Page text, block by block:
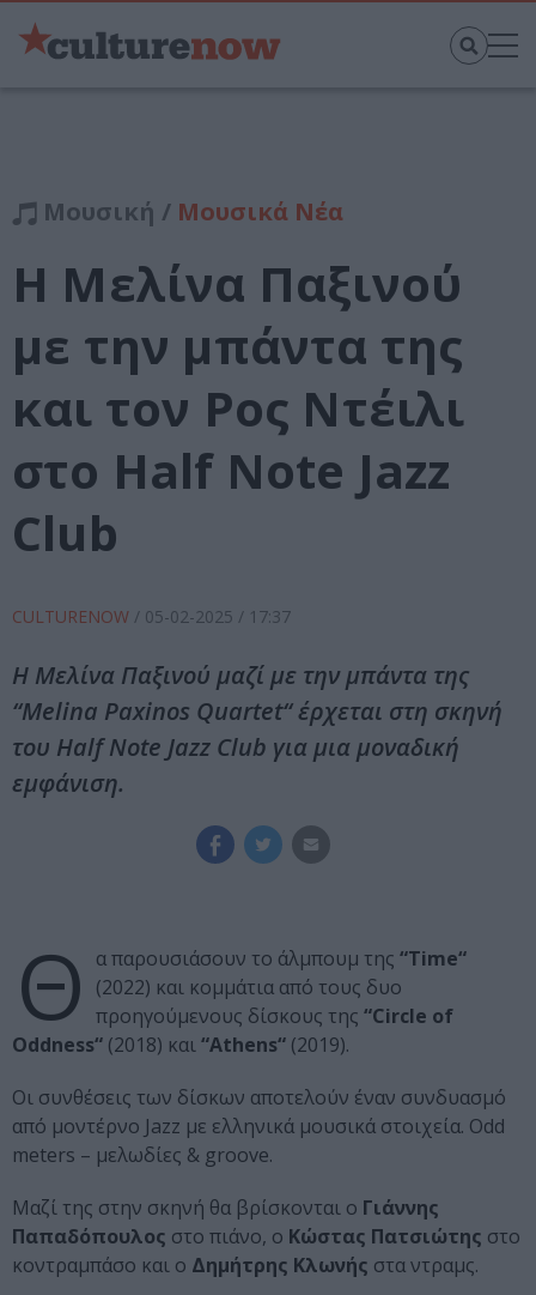
Μουσική / Μουσικά Νέα
Η Μελίνα Παξινού
με την μπάντα της
και τον Ρος Ντέιλι
στο Half Note Jazz
Club
CULTURENOW / 05-02-2025 / 17:37
Η Μελίνα Παξινού μαζί με την μπάντα της
“Melina Paxinos Quartet“ έρχεται στη σκηνή
του Half Note Jazz Club για μια μοναδική
εμφάνιση.
Θ α παρουσιάσουν το άλμπουμ της “Time“
(2022) και κομμάτια από τους δυο
προηγούμενους δίσκους της “Circle of
Oddness“ (2018) και“Athens“ (2019).
Οι συνθέσεις των δίσκων αποτελούν έναν συνδυασμό
από μοντέρνο Jazz με ελληνικά μουσικά στοιχεία. Odd
meters – μελωδίες & groove.
Μαζί της στην σκηνή θα βρίσκονται ο Γιάννης
Παπαδόπουλος στο πιάνο, ο Κώστας Πατσιώτης στο
κοντραμπάσο και ο Δημήτρης Κλωνής στα ντραμς.